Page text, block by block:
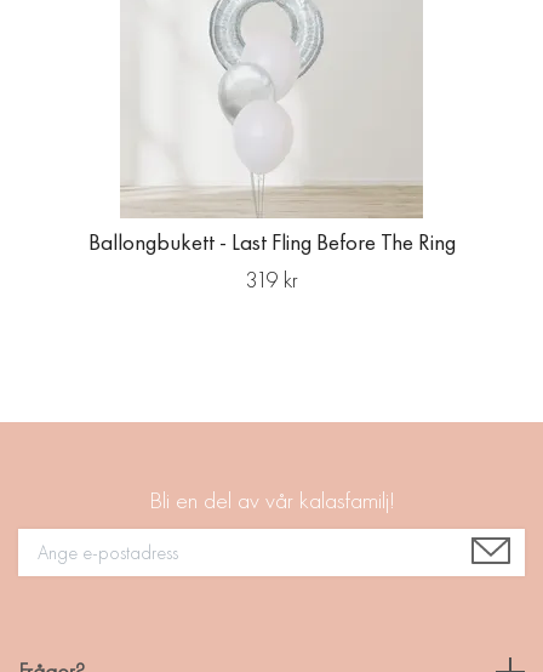
Ballongbukett - Last Fling Before The Ring
319 kr
Bli en del av vår kalasfamilj!